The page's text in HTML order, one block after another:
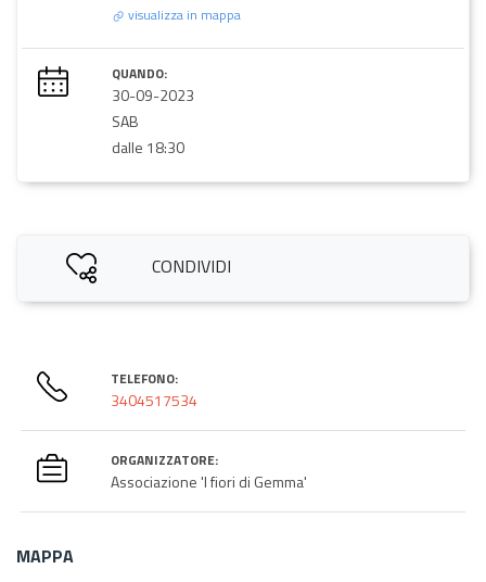
visualizza in mappa
QUANDO:
30-09-2023
SAB
dalle 18:30
CONDIVIDI
TELEFONO:
3404517534
ORGANIZZATORE:
Associazione 'I fiori di Gemma'
MAPPA